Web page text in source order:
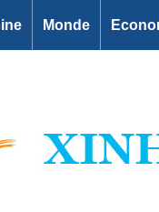
Monde